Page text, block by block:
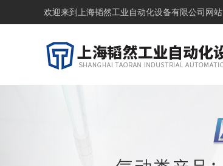
欢迎来到 上海韬然工业自动化设备有限公司网站